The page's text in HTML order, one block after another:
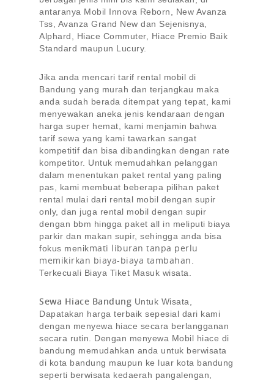
antaranya Mobil Innova Reborn, New Avanza
Tss, Avanza Grand New dan Sejenisnya,
Alphard, Hiace Commuter, Hiace Premio Baik
Standard maupun Lucury.
Jika anda mencari tarif rental mobil di
Bandung yang murah dan terjangkau maka
anda sudah berada ditempat yang tepat, kami
menyewakan aneka jenis kendaraan dengan
harga super hemat, kami menjamin bahwa
tarif sewa yang kami tawarkan sangat
kompetitif dan bisa dibandingkan dengan rate
kompetitor. Untuk memudahkan pelanggan
dalam menentukan paket rental yang paling
pas, kami membuat beberapa pilihan paket
rental mulai dari rental mobil dengan supir
only, dan juga rental mobil dengan supir
dengan bbm hingga paket all in meliputi biaya
parkir dan makan supir, sehingga anda bisa
fokus menikmati liburan tanpa perlu
memikirkan biaya-biaya tambahan.
Terkecuali Biaya Tiket Masuk wisata.
Sewa Hiace Bandung Untuk Wisata,
Dapatakan harga terbaik sepesial dari kami
dengan menyewa hiace secara berlangganan
secara rutin. Dengan menyewa Mobil hiace di
bandung memudahkan anda untuk berwisata
di kota bandung maupun ke luar kota bandung
seperti berwisata kedaerah pangalengan,